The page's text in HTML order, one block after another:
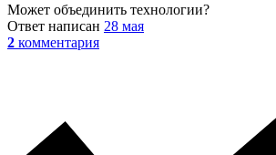
Может объединить технологии?
Ответ написан 28 мая
2 комментария